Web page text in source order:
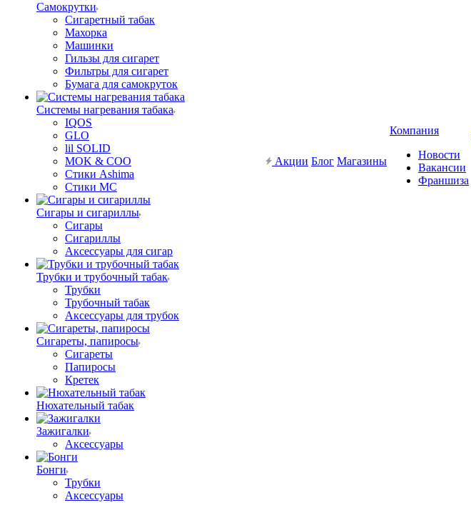
Самокрутки
Сигаретный табак
Махорка
Машинки
Гильзы для сигарет
Фильтры для сигарет
Бумага для самокруток
Системы нагревания табака
IQOS
GLO
lil SOLID
MOK & COO
Стики Ashima
Стики MC
Сигары и сигариллы
Сигары
Сигариллы
Аксессуары для сигар
Трубки и трубочный табак
Трубки
Трубочный табак
Аксессуары для трубок
Сигареты, папиросы
Сигареты
Папиросы
Кретек
Нюхательный табак
Зажигалки
Аксессуары
Бонги
Трубки
Аксессуары
Акции Блог Магазины
Компания
Новости
Вакансии
Франшиза